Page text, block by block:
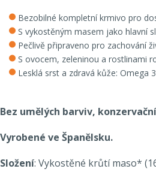
Bezobilné kompletní krmivo pro
S vykostěným masem jako hlavní
Pečlivě připraveno pro zachování
S ovocem, zeleninou a rostlinami
Lesklá srst a zdravá kůže: Omega
Bez umělých barviv,
Vyrobené ve Španělsku.
Složení: Vykostěné krůtí maso*